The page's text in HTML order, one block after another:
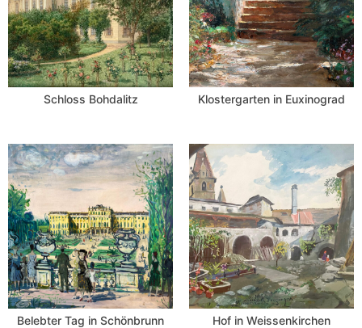
Schloss Bohdalitz Klostergarten in Euxinograd
Belebter Tag in Schönbrunn Hof in Weissenkirchen